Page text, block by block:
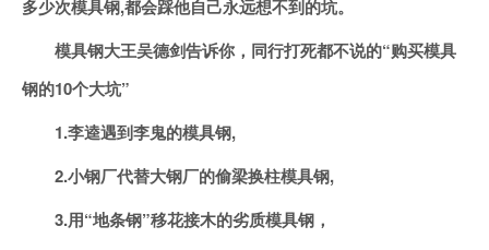
多少次模具钢,都会踩他自己永远想不到的坑。
模具钢大王吴德剑告诉你， 同行打死都不说的“购买模具
钢的10个大坑”
1.李逵遇到李鬼的模具钢,
2.小钢厂代替大钢厂的偷梁换柱模具钢,
3.用“地条钢”移花接木的劣质模具钢，